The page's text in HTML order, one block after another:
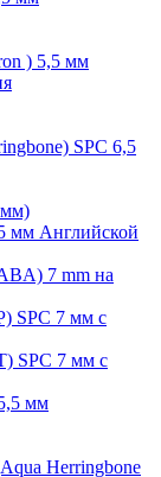
) 5,5 мм
SPC 6,5
мм)
мм Английской
7 mm на
SPC 7 мм с
SPC 7 мм с
мм
Herringbone